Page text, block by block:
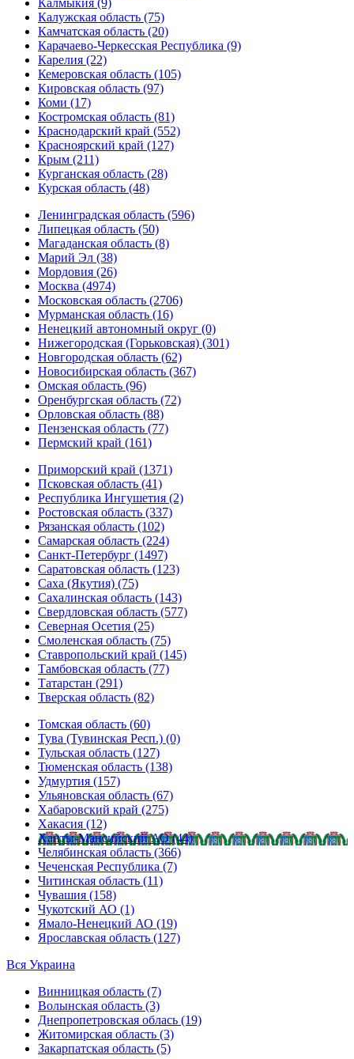
Калмыкия (9)
Калужская область (75)
Камчатская область (20)
Карачаево-Черкесская Республика (9)
Карелия (22)
Кемеровская область (105)
Кировская область (97)
Коми (17)
Костромская область (81)
Краснодарский край (552)
Красноярский край (127)
Крым (211)
Курганская область (28)
Курская область (48)
Ленинградская область (596)
Липецкая область (50)
Магаданская область (8)
Марий Эл (38)
Мордовия (26)
Москва (4974)
Московская область (2706)
Мурманская область (16)
Ненецкий автономный округ (0)
Нижегородская (Горьковская) (301)
Новгородская область (62)
Новосибирская область (367)
Омская область (96)
Оренбургская область (72)
Орловская область (88)
Пензенская область (77)
Пермский край (161)
Приморский край (1371)
Псковская область (41)
Республика Ингушетия (2)
Ростовская область (337)
Рязанская область (102)
Самарская область (224)
Санкт-Петербург (1497)
Саратовская область (123)
Саха (Якутия) (75)
Сахалинская область (143)
Свердловская область (577)
Северная Осетия (25)
Смоленская область (75)
Ставропольский край (145)
Тамбовская область (77)
Татарстан (291)
Тверская область (82)
Томская область (60)
Тува (Тувинская Респ.) (0)
Тульская область (127)
Тюменская область (138)
Удмуртия (157)
Ульяновская область (67)
Хабаровский край (275)
Хакасия (12)
Ханты-Мансийский АО (44)
Челябинская область (366)
Чеченская Республика (7)
Читинская область (11)
Чувашия (158)
Чукотский АО (1)
Ямало-Ненецкий АО (19)
Ярославская область (127)
Вся Украина
Винницкая область (7)
Волынская область (3)
Днепропетровская облась (19)
Житомирская область (3)
Закарпатская область (5)